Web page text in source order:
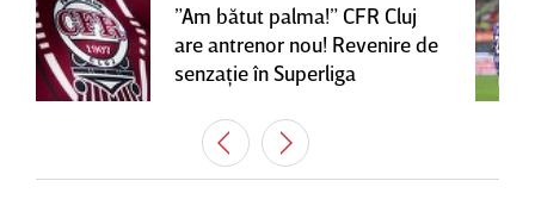
”Am bătut palma!” CFR Cluj
are antrenor nou! Revenire de
senzaţie în Superliga